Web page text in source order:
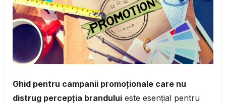
Ghid pentru campanii promoționale care nu
distrug percepția branduluieste esențial pentru